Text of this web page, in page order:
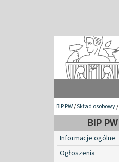
BIP PW/Skład osobowy/
BIP PW
Informacje ogólne
Ogłoszenia